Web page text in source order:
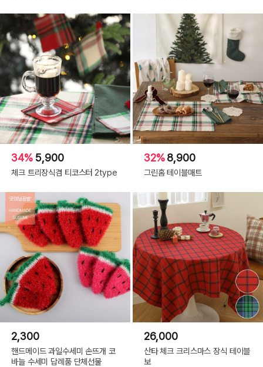
34% 5,900
체크 트리장식겸 티코스터 2type
32%8,900
그린홈 테이블매트
2,300
핸드메이드 과일수세미 손뜨개 코
바늘 수세미 답례품 단체선물
26,000
산타 체크 크리스마스 장식 테이블
보